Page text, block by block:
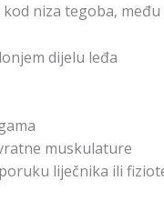
niza tegoba, među
dijelu leđa
muskulature
liječnika ili